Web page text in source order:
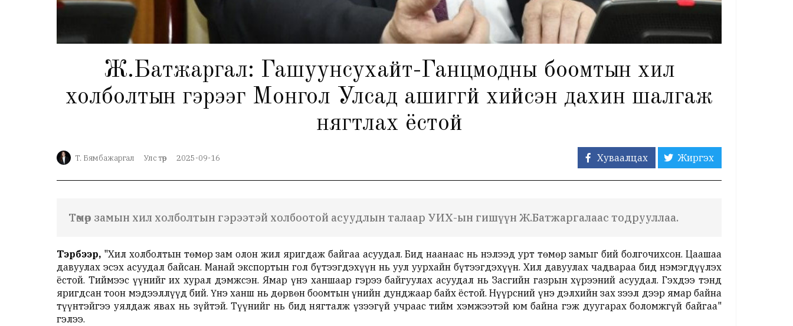
Ж.Батжаргал: Гашуунсухайт-Ганцмодны боомтын хил
холболтын гэрээг Монгол Улсад ашиггүй хийсэн дахин шалгаж
нягтлах ёстой
Т. Бямбажаргал Улс төр 2025-09-16 Хуваалцах Жиргэх
Төмөр замын хил холболтын гэрээтэй холбоотой асуудлын талаар УИХ-ын гишүүн Ж.Батжаргалаас тодрууллаа.
Тэрбээр, "Хил холболтын төмөр зам олон жил яригдаж байгаа асуудал. Бид наанаас нь нэлээд урт төмөр замыг бий болгочихсон. Цаашаа
давуулах эсэх асуудал байсан. Манай экспортын гол бүтээгдэхүүн нь уул уурхайн бүтээгдэхүүн. Хил давуулах чадвараа бид нэмэгдүүлэх
ёстой. Тиймээс үүнийг их хурал дэмжсэн. Ямар үнэ ханшаар гэрээ байгуулах асуудал нь Засгийн газрын хүрээний асуудал. Гэхдээ тэнд
яригдсан тоон мэдээллүүд бий. Үнэ ханш нь дөрвөн боомтын үнийн дунджаар байх ёстой. Нүүрсний үнэ дэлхийн зах зээл дээр ямар байна
түүнтэйгээ уялдаж явах нь зүйтэй. Түүнийг нь бид нягталж үзээгүй учраас тийм хэмжээтэй юм байна гэж дуугарах боломжгүй байгаа"
гэлээ.